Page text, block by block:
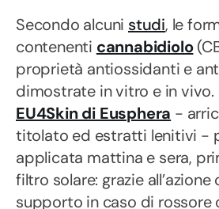
Secondo alcuni studi, le
contenenti cannabidiolo
proprietà antiossidanti e
dimostrate in vitro e in vivo.
EU4Skin di Eusphera -
titolato ed estratti lenitivi -
applicata mattina e sera,
filtro solare: grazie
supporto in caso di rossore